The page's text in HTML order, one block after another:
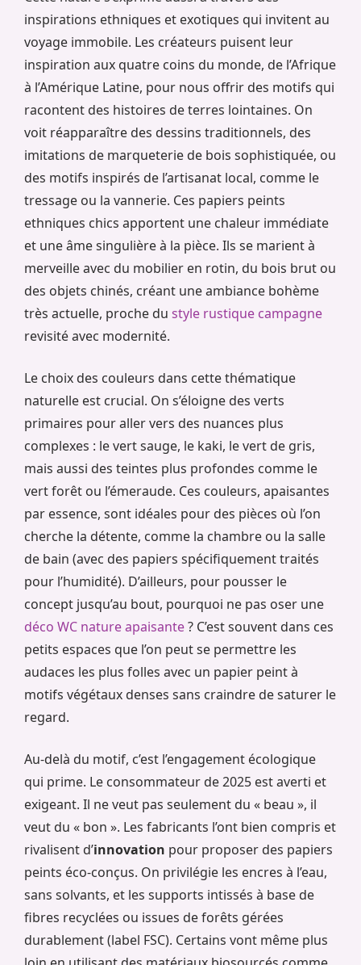
inspirations ethniques et exotiques qui invitent au
voyage immobile. Les créateurs puisent leur
inspiration aux quatre coins du monde, de l’Afrique
à l’Amérique Latine, pour nous offrir des motifs qui
racontent des histoires de terres lointaines. On
voit réapparaître des dessins traditionnels, des
imitations de marqueterie de bois sophistiquée, ou
des motifs inspirés de l’artisanat local, comme le
tressage ou la vannerie. Ces papiers peints
ethniques chics apportent une chaleur immédiate
et une âme singulière à la pièce. Ils se marient à
merveille avec du mobilier en rotin, du bois brut ou
des objets chinés, créant une ambiance bohème
très actuelle, proche du style rustique campagne
revisité avec modernité.
Le choix des couleurs dans cette thématique
naturelle est crucial. On s’éloigne des verts
primaires pour aller vers des nuances plus
complexes : le vert sauge, le kaki, le vert de gris,
mais aussi des teintes plus profondes comme le
vert forêt ou l’émeraude. Ces couleurs, apaisantes
par essence, sont idéales pour des pièces où l’on
cherche la détente, comme la chambre ou la salle
de bain (avec des papiers spécifiquement traités
pour l’humidité). D’ailleurs, pour pousser le
concept jusqu’au bout, pourquoi ne pas oser une
déco WC nature apaisante? C’est souvent dans ces
petits espaces que l’on peut se permettre les
audaces les plus folles avec un papier peint à
motifs végétaux denses sans craindre de saturer le
regard.
Au-delà du motif, c’est l’engagement écologique
qui prime. Le consommateur de 2025 est averti et
exigeant. Il ne veut pas seulement du « beau », il
veut du « bon ». Les fabricants l’ont bien compris et
rivalisent d’innovation pour proposer des papiers
peints éco-conçus. On privilégie les encres à l’eau,
sans solvants, et les supports intissés à base de
fibres recyclées ou issues de forêts gérées
durablement (label FSC). Certains vont même plus